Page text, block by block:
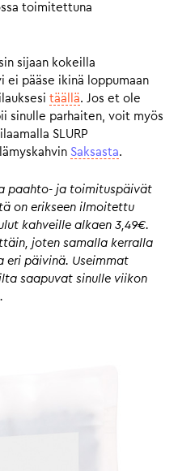
toimitettuna
sijaan kokeilla
ei pääse ikinä loppumaan
täällä. Jos et ole
sinulle parhaiten, voit myös
SLURP
Saksasta.
paahto- ja toimituspäivät
on erikseen ilmoitettu
kahveille alkaen 3,49€.
joten samalla kerralla
päivinä. Useimmat
saapuvat sinulle viikon